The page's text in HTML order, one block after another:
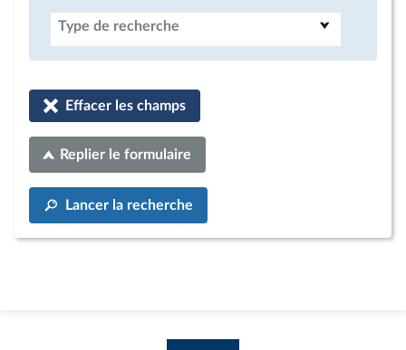
Type de recherche
Effacer les champs
Replier le formulaire
Lancer la recherche